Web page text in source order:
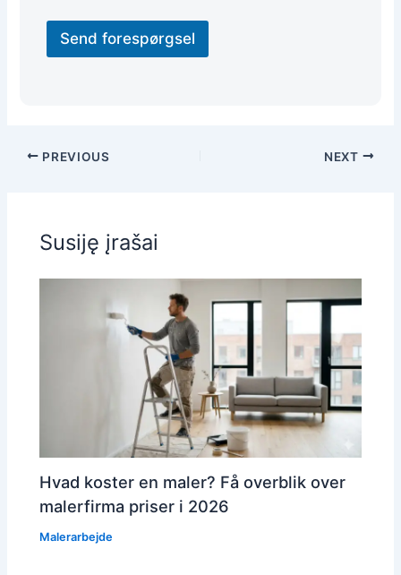
Send forespørgsel
PREVIOUS NEXT
Susiję įrašai
Hvad koster en maler? Få overblik over
malerfirma priser i 2026
Malerarbejde